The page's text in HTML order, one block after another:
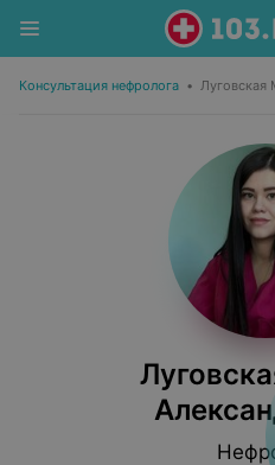
Консультация нефролога • Луговская